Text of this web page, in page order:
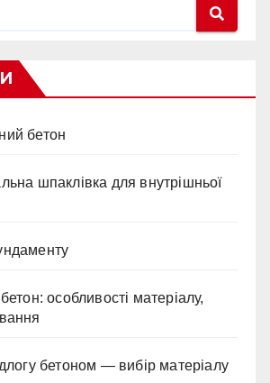
бетон
шпаклівка для внутрішньої
особливості матеріалу,
бетоном — вибір матеріалу